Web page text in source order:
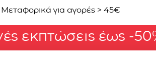
για αγορές > 45€
εκπτώσεις έως -